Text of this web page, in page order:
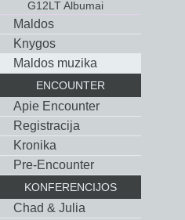
G12LT Albumai
Maldos
Knygos
Maldos muzika
ENCOUNTER
Apie Encounter
Registracija
Kronika
Pre-Encounter
KONFERENCIJOS
Chad & Julia